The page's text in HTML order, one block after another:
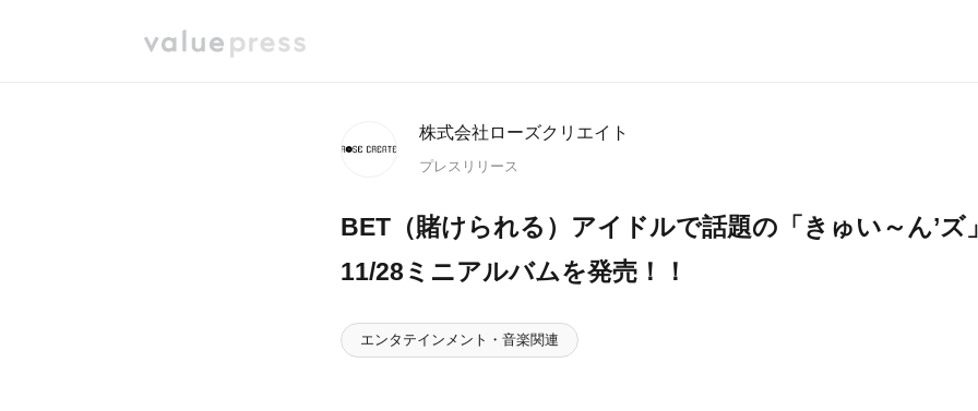
株式会社ローズクリエイト
プレスリリース
BET（賭けられる）アイドルで話題の「きゅい～ん’ズ
11/28ミニアルバムを発売！！
エンタテインメント・音楽関連